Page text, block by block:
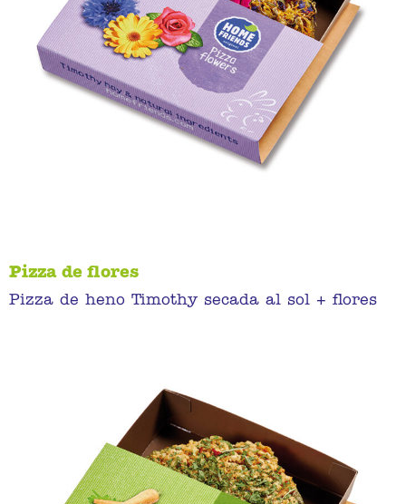
Pizza de flores
Pizza de heno Timothy secada al sol + flores